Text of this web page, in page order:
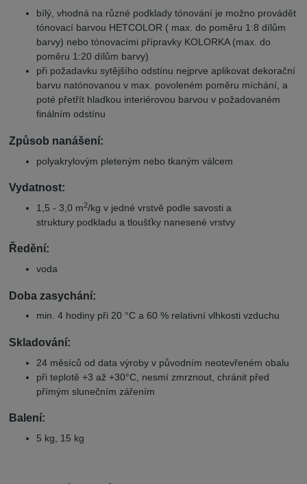
bílý, vhodná na různé podklady tónování je možno provádět
tónovací barvou HETCOLOR ( max. do poměru 1:8 dílům
barvy) nebo tónovacími přípravky KOLORKA (max. do
poměru 1:20 dílům barvy)
při požadavku sytějšího odstínu nejprve aplikovat dekorační
barvu natónovanou v max. povoleném poměru míchání, a
poté přetřít hladkou interiérovou barvou v požadovaném
finálním odstínu
Způsob nanášení:
polyakrylovým pleteným nebo tkaným válcem
Vydatnost:
1,5 - 3,0 m2/kg v jedné vrstvě podle savosti a
struktury podkladu a tloušťky nanesené vrstvy
Ředění:
voda
Doba zasychání:
min. 4 hodiny při 20 °C a 60 % relativní vlhkosti vzduchu
Skladování:
24 měsíců od data výroby v původním neotevřeném obalu
při teplotě +3 až +30°C, nesmí zmrznout, chránit před
přímým slunečním zářením
Balení:
5 kg, 15 kg